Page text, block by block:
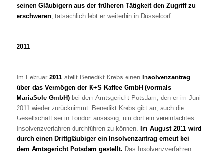
seinen Gläubigern aus der früheren Tätigkeit den Zugriff zu
erschweren, tatsächlich lebt er weiterhin in Düsseldorf.
2011
Im Februar 2011stellt Benedikt Krebs einen Insolvenzantrag
über das Vermögen der K+S Kaffee GmbH (vormals
MariaSole GmbH)bei dem Amtsgericht Potsdam, den er im Juni
2011 wieder zurücknimmt. Benedikt Krebs gibt an, auch die
Gesellschaft sei in London ansässig, um dort ein vereinfachtes
Insolvenzverfahren durchführen zu können. Im August 2011 wird
durch einen Drittgläubiger ein Insolvenzantrag erneut bei
dem Amtsgericht Potsdam gestellt. Das Insolvenzverfahren